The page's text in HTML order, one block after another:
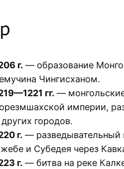
г. — образование
Чингисханом.
гг. —
империи,
городов.
г. — разведывательный
и Субедея через
г. — битва на реке